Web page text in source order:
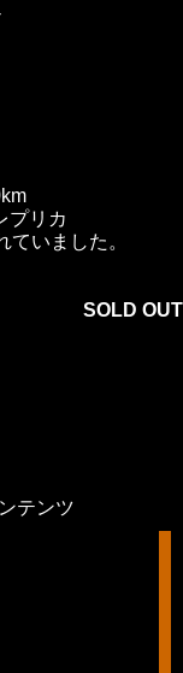
プリカ
いました。
SOLD OUT
テンツ